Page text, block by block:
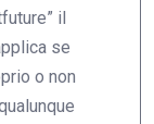
il
se
o non